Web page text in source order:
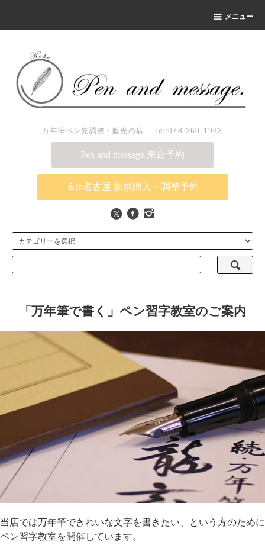
メニュー
万年筆ペン先調整・販売の店 Tel:078-360-1933
Pen and message.来店予約
＆in名古屋 新規購入・調整予約
「万年筆で書く」ペン習字教室のご案内
当店では万年筆できれいな文字を書きたい、という方のために
ペン習字教室を開催しています。